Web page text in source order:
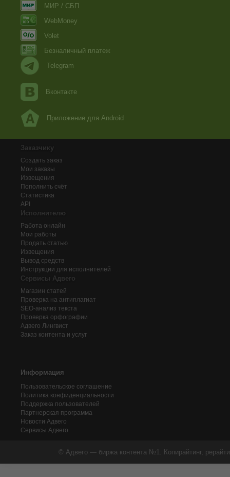
МИР / СБП
WebMoney
Volet
Безналичный платеж
Telegram
Вконтакте
Приложение для Android
Заказчику
Создать заказ
Мои заказы
Извещения
Пополнить счёт
Статистика
API
Исполнителю
Работа онлайн
Мои работы
Продать статью
Извещения
Вывод средств
Инструкции для исполнителей
Сервисы Адвего
Магазин статей
Проверка на антиплагиат
SEO-анализ текста
Проверка орфографии
Адвего Лингвист
Заказ контента и услуг
Информация
Пользовательское соглашение
Политика конфиденциальности
Поддержка пользователей
Партнерская программа
Новости Адвего
Сервисы Адвего
© Адвего — биржа контента №1. Копирайтинг,